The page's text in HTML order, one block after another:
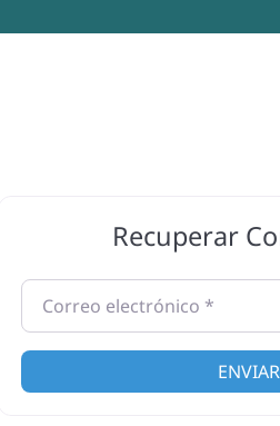
Recuperar
Correo electrónico
ENVIAR